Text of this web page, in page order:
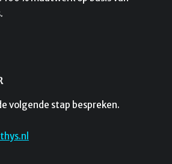
volgende stap bespreken.